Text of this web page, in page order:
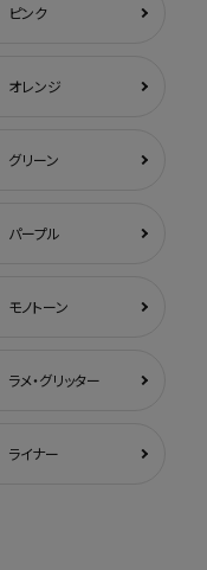
ピンク
オレンジ
グリーン
パープル
モノトーン
ラメ・グリッター
ライナー